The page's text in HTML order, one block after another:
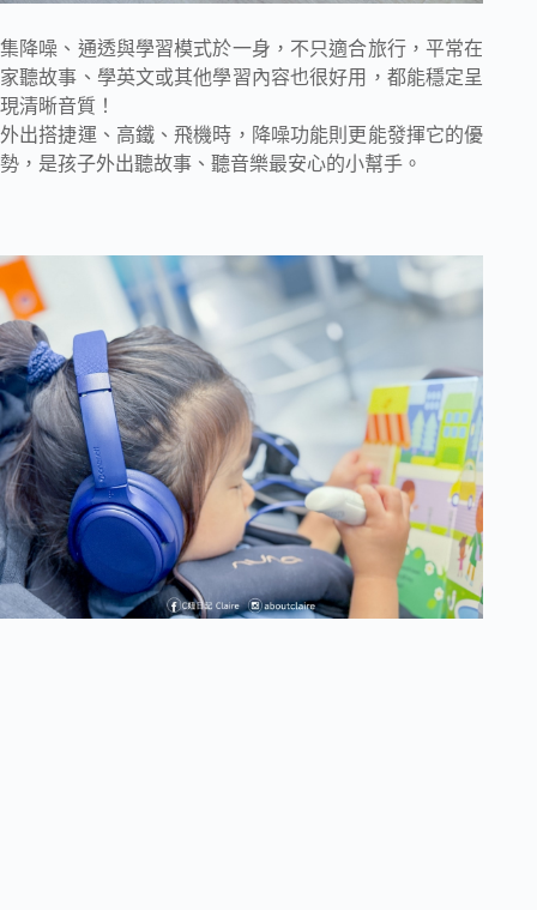
集降噪、通透與學習模式於一身，不只適合旅行，平常在
家聽故事、學英文或其他學習內容也很好用，都能穩定呈
現清晰音質！
外出搭捷運、高鐵、飛機時，降噪功能則更能發揮它的優
勢，是孩子外出聽故事、聽音樂最安心的小幫手。